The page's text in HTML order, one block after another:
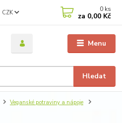
Menu
CZK
Hledat
0 ks
za 0,00 Kč
Veganské potraviny a nápoje